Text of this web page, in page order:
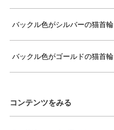
バックル色がシルバーの猫首輪
バックル色がゴールドの猫首輪
コンテンツをみる